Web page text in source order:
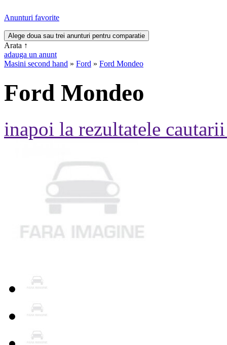
Anunturi favorite
Arata ↑
adauga un anunt
Masini second hand » Ford » Ford Mondeo
Ford Mondeo
inapoi la rezultatele